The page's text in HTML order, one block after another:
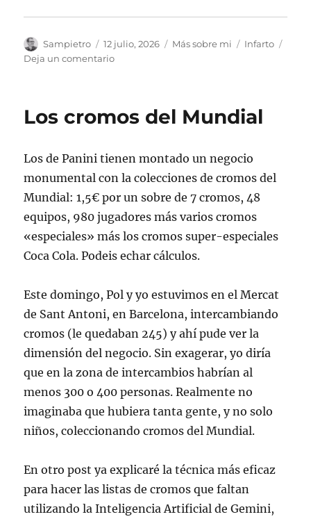
Autor
Sampietro
Publicado
el
12 julio, 2026 Categorías
Más sobre mi Etiquetas
Infarto
Deja un comentarioen
19
de
2026
Los cromos del Mundial
Los de Panini tienen montado un negocio
monumental con la colecciones de cromos del
Mundial: 1,5€ por un sobre de 7 cromos, 48
equipos, 980 jugadores más varios cromos
«especiales» más los cromos super-especiales
Coca Cola. Podeis echar cálculos.
Este domingo, Pol y yo estuvimos en el Mercat
de Sant Antoni, en Barcelona, intercambiando
cromos (le quedaban 245) y ahí pude ver la
dimensión del negocio. Sin exagerar, yo diría
que en la zona de intercambios habrían al
menos 300 o 400 personas. Realmente no
imaginaba que hubiera tanta gente, y no solo
niños, coleccionando cromos del Mundial.
En otro post ya explicaré la técnica más eficaz
para hacer las listas de cromos que faltan
utilizando la Inteligencia Artificial de Gemini,